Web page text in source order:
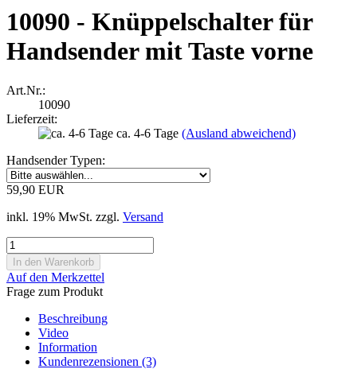
10090 - Knüppelschalter für
Handsender mit Taste vorne
Art.Nr.:
10090
Lieferzeit:
ca. 4-6 Tage (Ausland abweichend)
Handsender Typen:
59,90 EUR
inkl. 19% MwSt. zzgl. Versand
Auf den Merkzettel
Frage zum Produkt
Beschreibung
Video
Information
Kundenrezensionen (3)